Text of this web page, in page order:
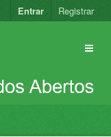
Entrar Registrar